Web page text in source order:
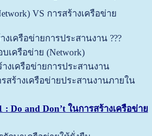
VS การสร้างเครือข่าย
งเครือข่ายการประสานงาน ???
เครือข่าย (Network)
งเครือข่ายการประสานงาน
สร้างเครือข่ายประสานงานภายใน
: Do and Don’t ในการสร้างเครือข่าย